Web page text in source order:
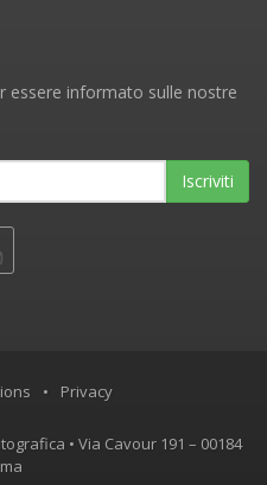
essere informato sulle nostre
Iscriviti
• Privacy
• Via Cavour 191 – 00184